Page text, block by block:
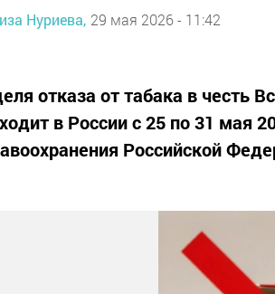
Нуриева, 29 мая 2026 - 11:42
отказа от табака в честь
в России с 25 по 31 мая
Российской